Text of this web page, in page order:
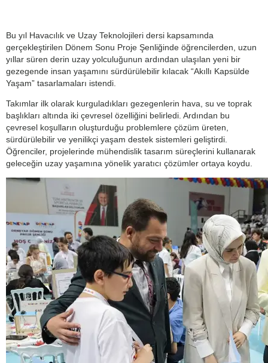
Bu yıl Havacılık ve Uzay Teknolojileri dersi kapsamında
gerçekleştirilen Dönem Sonu Proje Şenliğinde öğrencilerden, uzun
yıllar süren derin uzay yolculuğunun ardından ulaşılan yeni bir
gezegende insan yaşamını sürdürülebilir kılacak “Akıllı Kapsülde
Yaşam” tasarlamaları istendi.
Takımlar ilk olarak kurguladıkları gezegenlerin hava, su ve toprak
başlıkları altında iki çevresel özelliğini belirledi. Ardından bu
çevresel koşulların oluşturduğu problemlere çözüm üreten,
sürdürülebilir ve yenilikçi yaşam destek sistemleri geliştirdi.
Öğrenciler, projelerinde mühendislik tasarım süreçlerini kullanarak
geleceğin uzay yaşamına yönelik yaratıcı çözümler ortaya koydu.